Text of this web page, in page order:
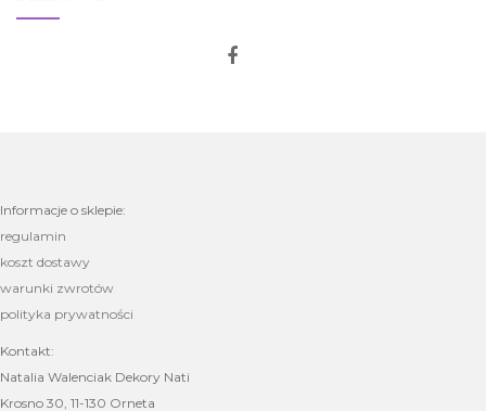
Informacje o sklepie:
regulamin
koszt dostawy
warunki zwrotów
polityka prywatności
Kontakt:
Natalia Walenciak Dekory Nati
Krosno 30, 11-130 Orneta